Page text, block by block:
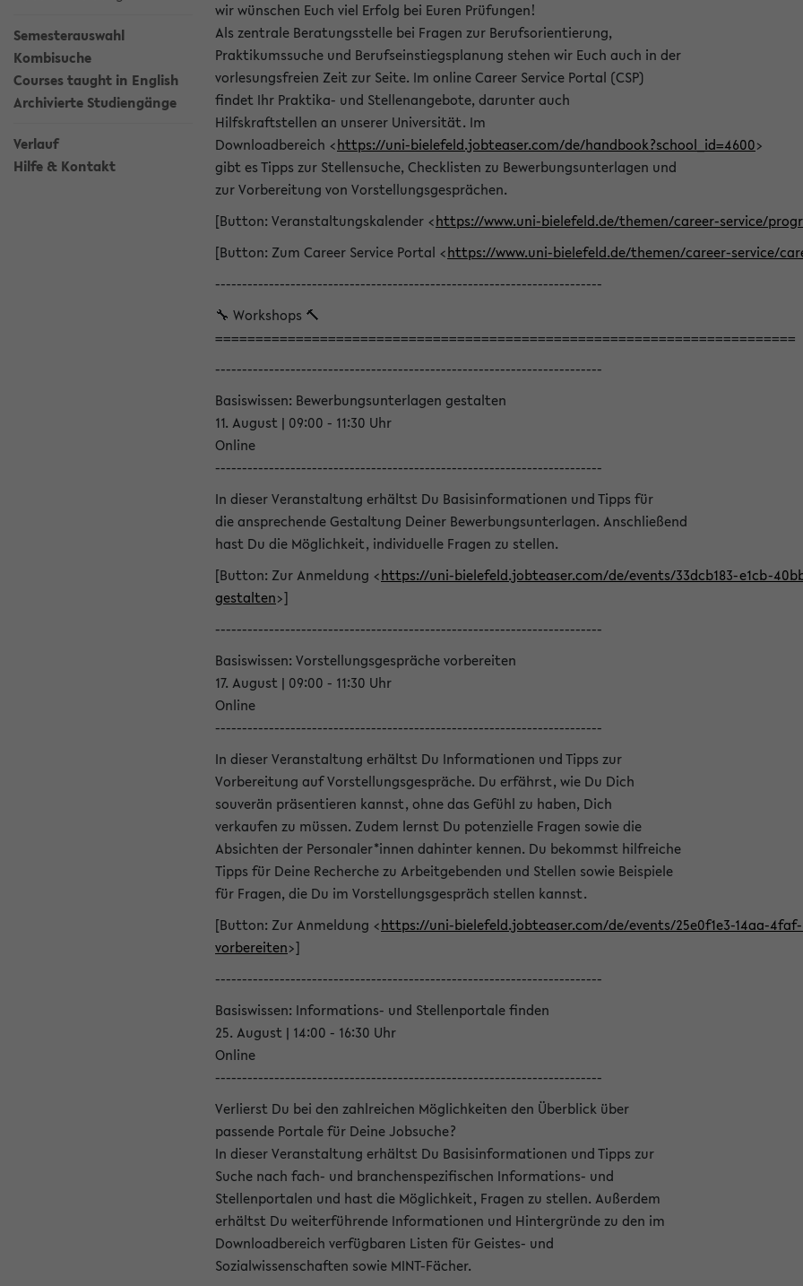
Semesterauswahl
Kombisuche
Courses taught in English
Archivierte Studiengänge
Verlauf
Hilfe & Kontakt
wir wünschen Euch viel Erfolg bei Euren Prüfungen!
Als zentrale Beratungsstelle bei Fragen zur Berufsorientierung,
Praktikumssuche und Berufseinstiegsplanung stehen wir Euch auch in der
vorlesungsfreien Zeit zur Seite. Im online Career Service Portal (CSP)
findet Ihr Praktika- und Stellenangebote, darunter auch
Hilfskraftstellen an unserer Universität. Im
Downloadbereich <https://uni-bielefeld.jobteaser.com/de/handbook?school_id=4600>
gibt es Tipps zur Stellensuche, Checklisten zu Bewerbungsunterlagen und
zur Vorbereitung von Vorstellungsgesprächen.
[Button: Veranstaltungskalender <https://www.uni-bielefeld.de/themen/career-service/
[Button: Zum Career Service Portal <https://www.uni-bielefeld.de/themen/career-service/
------------------------------------------------------------------------
🔧 Workshops 🔨
========================================================================
------------------------------------------------------------------------
Basiswissen: Bewerbungsunterlagen gestalten
11. August | 09:00 - 11:30 Uhr
Online
------------------------------------------------------------------------
In dieser Veranstaltung erhältst Du Basisinformationen und Tipps für
die ansprechende Gestaltung Deiner Bewerbungsunterlagen. Anschließend
hast Du die Möglichkeit, individuelle Fragen zu stellen.
[Button: Zur Anmeldung <https://uni-bielefeld.jobteaser.com/de/events/33dcb183-e1cb-
gestalten>]
------------------------------------------------------------------------
Basiswissen: Vorstellungsgespräche vorbereiten
17. August | 09:00 - 11:30 Uhr
Online
------------------------------------------------------------------------
In dieser Veranstaltung erhältst Du Informationen und Tipps zur
Vorbereitung auf Vorstellungsgespräche. Du erfährst, wie Du Dich
souverän präsentieren kannst, ohne das Gefühl zu haben, Dich
verkaufen zu müssen. Zudem lernst Du potenzielle Fragen sowie die
Absichten der Personaler*innen dahinter kennen. Du bekommst hilfreiche
Tipps für Deine Recherche zu Arbeitgebenden und Stellen sowie Beispiele
für Fragen, die Du im Vorstellungsgespräch stellen kannst.
[Button: Zur Anmeldung <https://uni-bielefeld.jobteaser.com/de/events/25e0f1e3-14aa-
vorbereiten>]
------------------------------------------------------------------------
Basiswissen: Informations- und Stellenportale finden
25. August | 14:00 - 16:30 Uhr
Online
------------------------------------------------------------------------
Verlierst Du bei den zahlreichen Möglichkeiten den Überblick über
passende Portale für Deine Jobsuche?
In dieser Veranstaltung erhältst Du Basisinformationen und Tipps zur
Suche nach fach- und branchenspezifischen Informations- und
Stellenportalen und hast die Möglichkeit, Fragen zu stellen. Außerdem
erhältst Du weiterführende Informationen und Hintergründe zu den im
Downloadbereich verfügbaren Listen für Geistes- und
Sozialwissenschaften sowie MINT-Fächer.